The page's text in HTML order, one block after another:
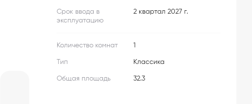
Срок ввода в
эксплуатацию
2 квартал 2027 г.
Количество комнат 1
Тип Классика
Общая площадь 32.3